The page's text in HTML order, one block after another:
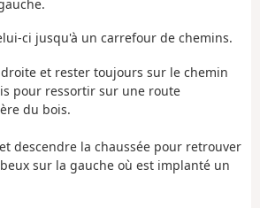
ci jusqu'à un carrefour de chemins.
et rester toujours sur le chemin
pour ressortir sur une route
du bois.
descendre la chaussée pour retrouver
sur la gauche où est implanté un